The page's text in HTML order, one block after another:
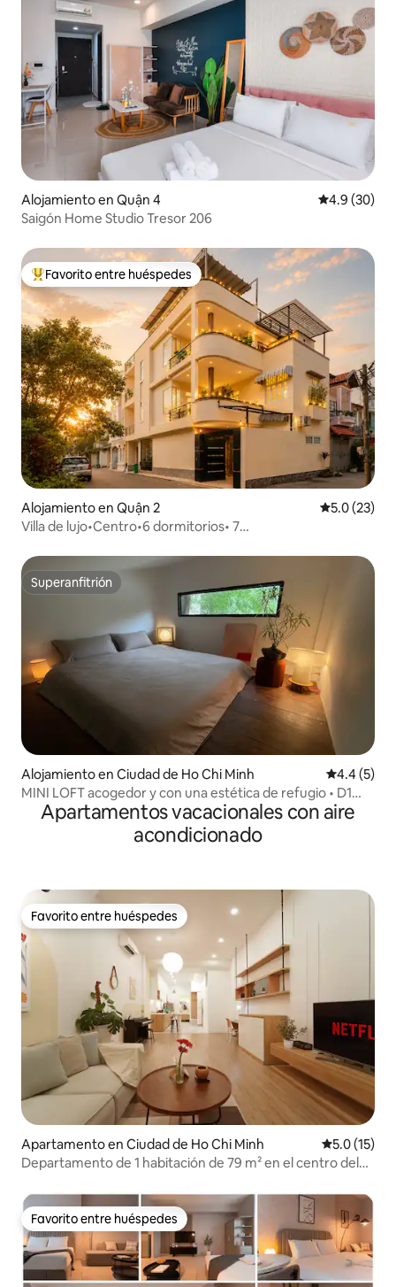
Alojamiento en Quận 4 Calificación
4.9 (30)
Saigón Home Studio Tresor 206
Favorito entre huéspedes preferido
Favorito entre huéspedes
Alojamiento en Quận 2 Calificación
5.0 (23)
Villa de lujo•Centro•6 dormitorios• 7
Superanfitrión
Superanfitrión
Alojamiento en Ciudad de Ho Chi Minh
4.4 (5)
MINI LOFT acogedor y con una estética de refugio • D1
City Center
Apartamentos vacacionales con aire
acondicionado
Favorito entre huéspedes
Favorito entre huéspedes
Apartamento en Ciudad de Ho Chi Minh Calificación
5.0 (15)
Departamento de 1 habitación de 79 m² en el centro del
Favorito entre huéspedes
Favorito entre huéspedes